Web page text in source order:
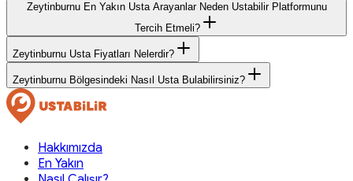
Zeytinburnu En Yakın Usta Arayanlar Neden Ustabilir Platformunu
Tercih Etmeli?
Zeytinburnu Usta Fiyatları Nelerdir?
Zeytinburnu Bölgesindeki Nasıl Usta Bulabilirsiniz?
Hakkımızda
En Yakın